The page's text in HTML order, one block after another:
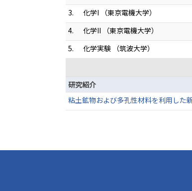
3.
化学I （東京電機大学）
4.
化学II （東京電機大学）
5.
化学実験 （筑波大学）
研究紹介
粘土鉱物および多孔性材料を利用した